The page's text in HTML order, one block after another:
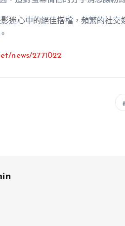
迷心中的絕佳搭檔，頻繁的社
news/2771022